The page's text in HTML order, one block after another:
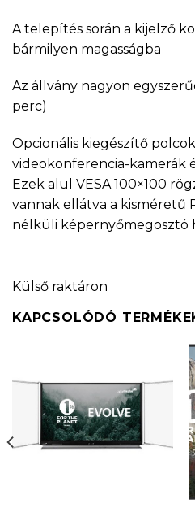
A telepítés során a kijelző
bármilyen magasságba
Az állvány nagyon
perc)
Opcionális kiegészítő
videokonferencia-kamerák
Ezek alul VESA 100×100
vannak ellátva a kisméretű
nélküli képernyőmegosztó
Külső raktáron
KAPCSOLÓDÓ